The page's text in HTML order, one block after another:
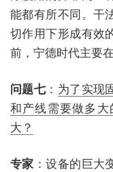
能都有所不同。干
切作用下形成有效
前，宁德时代主要
问题七： 为了实现
和产线需要做多
大？
专家 ：设备的巨大